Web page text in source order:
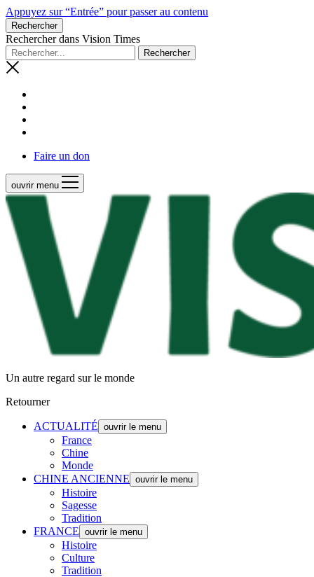
Appuyez sur “Entrée” pour passer au contenu
Rechercher
Rechercher dans Vision Times
Faire un don
ouvrir menu
Un autre regard sur le monde
Retourner
ACTUALITÉ ouvrir le menu
France
Chine
Monde
CHINE ANCIENNE ouvrir le menu
Histoire
Sagesse
Tradition
FRANCE ouvrir le menu
Histoire
Culture
Tradition